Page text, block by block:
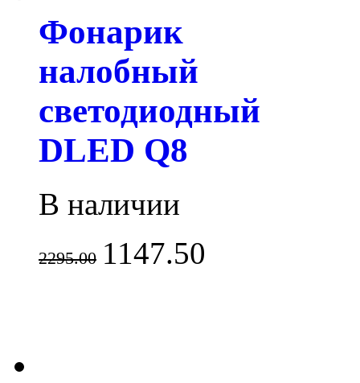
Фонарик
налобный
светодиодный
DLED Q8
В наличии
2295.00 1147.50